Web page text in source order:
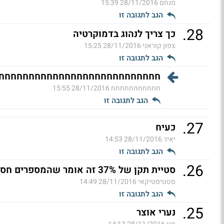
מנחם 28/11/2016 15:39
הגב לתגובה זו
28
. כך צריך לנהוג בדמוקרטיה
צפון קוראני28/11/2016 15:25
הגב לתגובה זו
חחחחחחחחחחח 28/11/2016 15:55
הגב לתגובה זו
27
. כעיח
יאיר28/11/2016 14:53
הגב לתגובה זו
26
. סטיית תקן של 37% זה אומר שהמספרים חסרי משמעות (ל"ת)
סטטיסטיקאי28/11/2016 14:49
הגב לתגובה זו
25
. נערי אוצר